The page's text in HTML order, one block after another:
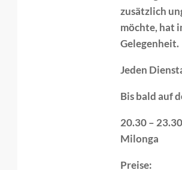
zusätzlich
möchte, hat
Gelegenheit.
Jeden
Bis bald auf
20.30 – 23.30
Milonga
Preise: